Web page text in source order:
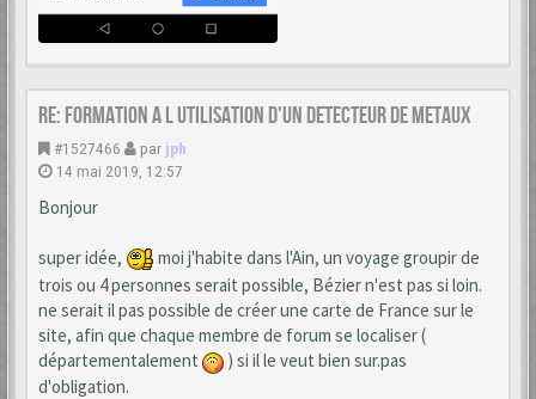
Re: formation a l utilisation d'un detecteur de metaux
#1527466 par jph
14 mai 2019, 12:57
Bonjour
super idée,
moi j'habite dans l'Ain, un voyage groupir de
trois ou 4 personnes serait possible, Bézier n'est pas si loin.
ne serait il pas possible de créer une carte de France sur le
site, afin que chaque membre de forum se localiser (
départementalement
) si il le veut bien sur.pas
d'obligation.